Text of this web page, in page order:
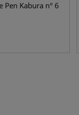
Pen Kabura n° 6